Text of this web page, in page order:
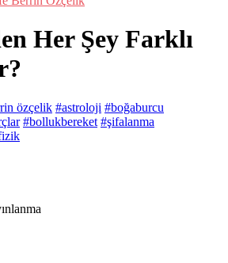
Her Şey Farklı
özçelik #astroloji #boğaburcu
#bollukbereket #şifalanma